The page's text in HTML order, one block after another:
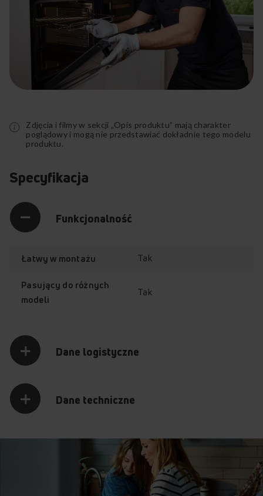
Zdjęcia i filmy w sekcji „Opis produktu” mają charakter
poglądowy i mogą nie przedstawiać dokładnie tego modelu
produktu.
opis
Specyfikacja
Funkcjonalność
Łatwy w montażu Tak
Pasujący do różnych
modeli
Tak
Dane logistyczne
Dane techniczne